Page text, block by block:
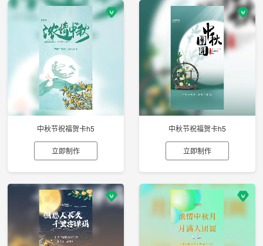
中秋节祝福贺卡h5
立即制作
中秋节祝福贺卡h5
立即制作